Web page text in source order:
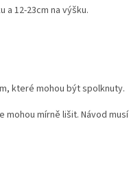
12-23cm na výšku.
které mohou být spolknuty.
mohou mírně lišit. Návod musí